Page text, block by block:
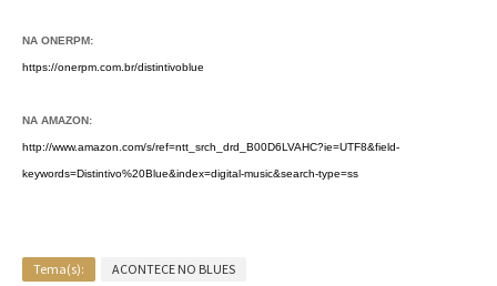
NA ONERPM:
https://onerpm.com.br/distintivoblue
NA AMAZON:
http://www.amazon.com/s/ref=ntt_srch_drd_B00D6LVAHC?ie=UTF8&field-
keywords=Distintivo%20Blue&index=digital-music&search-type=ss
Tema(s): ACONTECE NO BLUES